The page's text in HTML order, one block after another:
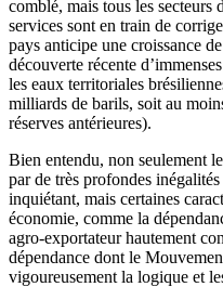
comblé, mais tous les secteurs
services sont en train de
pays anticipe une croissance
découverte récente
les eaux territoriales
milliards de barils, soit au
réserves antérieures).
Bien entendu, non seulement
par de très profondes
inquiétant, mais certaines
économie, comme la
agro-exportateur hautement
dépendance dont le
vigoureusement la logique et